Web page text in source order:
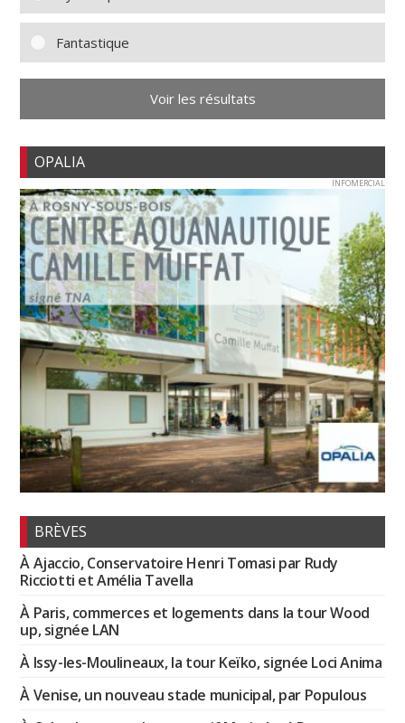
Fantastique
Voir les résultats
OPALIA
INFOMERCIAL
BRÈVES
À Ajaccio, Conservatoire Henri Tomasi par Rudy
Ricciotti et Amélia Tavella
À Paris, commerces et logements dans la tour Wood
up, signée LAN
À Issy-les-Moulineaux, la tour Keïko, signée Loci Anima
À Venise, un nouveau stade municipal, par Populous